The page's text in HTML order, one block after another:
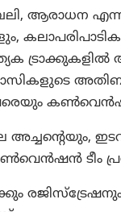
ആരാധന
അച്ചന്റെയും,
ടീം